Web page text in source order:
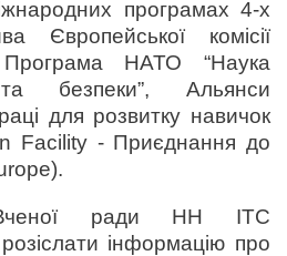
програмах 4-х
Європейської комісії
Програма НАТО “Наука
безпеки”, Альянси
для розвитку навичок
Facility - Приєднання до
ради НН ІТС
інформацію про